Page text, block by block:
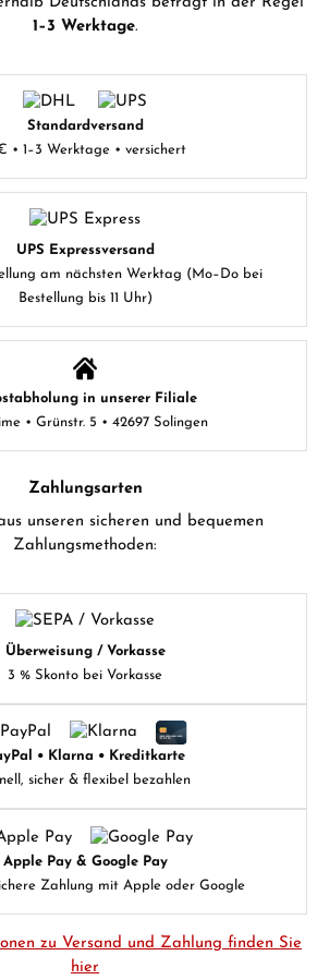
1–3 Werktage.
Standardversand
• 1–3 Werktage • versichert
UPS Expressversand
am nächsten Werktag (Mo–Do bei
Bestellung bis 11 Uhr)
in unserer Filiale
• Grünstr. 5 • 42697 Solingen
Zahlungsarten
unseren sicheren und bequemen
Zahlungsmethoden:
Überweisung / Vorkasse
3 % Skonto bei Vorkasse
• Klarna • Kreditkarte
sicher & flexibel bezahlen
Apple Pay & Google Pay
Zahlung mit Apple oder Google
zu Versand und Zahlung finden Sie
hier